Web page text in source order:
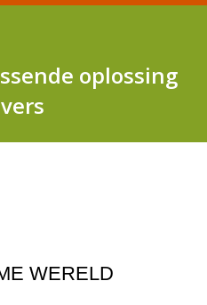
oplossing
WERELD